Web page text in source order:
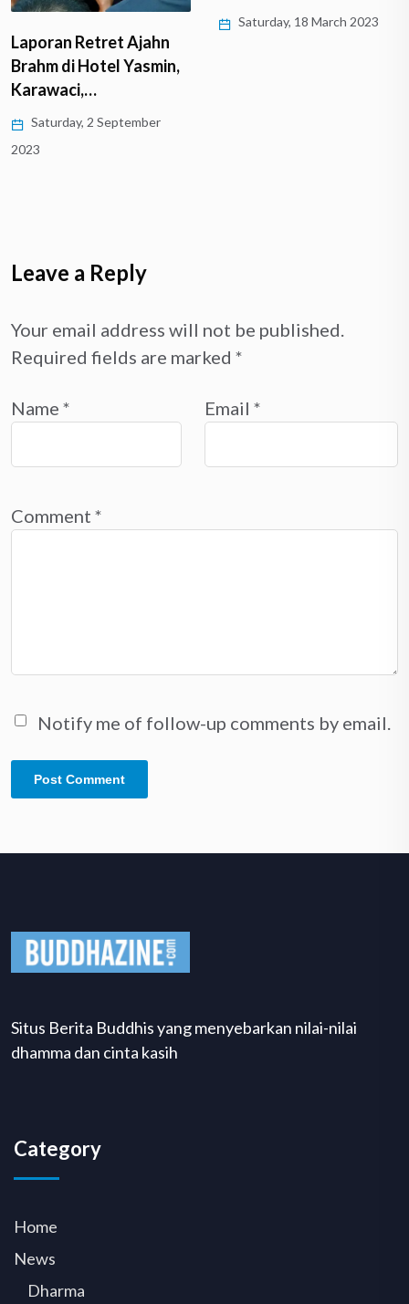
Laporan Retret Ajahn
Brahm di Hotel Yasmin,
Karawaci,…
Saturday, 2 September
2023
Saturday, 18 March 2023
Leave a Reply
Your email address will not be published.
Required fields are marked *
Name * Email *
Comment *
Notify me of follow-up comments by email.
Situs Berita Buddhis yang menyebarkan nilai-nilai
dhamma dan cinta kasih
Category
Home
News
Dharma